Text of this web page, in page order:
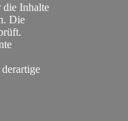
die Inhalte
Die